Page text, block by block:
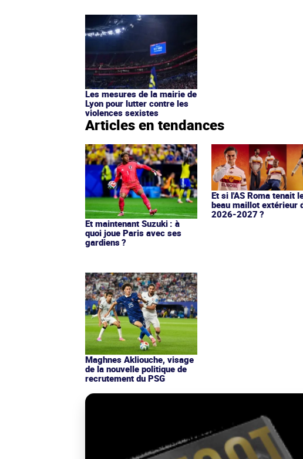
Les mesures de la mairie de
Lyon pour lutter contre les
violences sexistes
Articles en tendances
Et maintenant Suzuki : à
quoi joue Paris avec ses
gardiens ?
Et si l'AS Roma tenait
beau maillot extérieur
2026-2027 ?
Maghnes Akliouche, visage
de la nouvelle politique de
recrutement du PSG